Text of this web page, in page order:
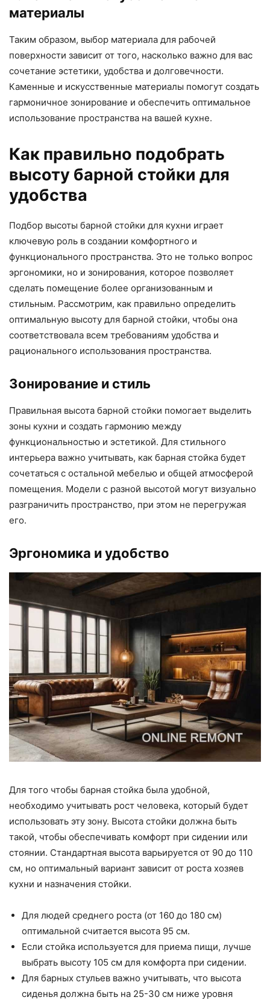
материалы
Таким образом, выбор материала для рабочей
поверхности зависит от того, насколько важно для вас
сочетание эстетики, удобства и долговечности.
Каменные и искусственные материалы помогут создать
гармоничное зонирование и обеспечить оптимальное
использование пространства на вашей кухне.
Как правильно подобрать
высоту барной стойки для
удобства
Подбор высоты барной стойки для кухни играет
ключевую роль в создании комфортного и
функционального пространства. Это не только вопрос
эргономики, но и зонирования, которое позволяет
сделать помещение более организованным и
стильным. Рассмотрим, как правильно определить
оптимальную высоту для барной стойки, чтобы она
соответствовала всем требованиям удобства и
рационального использования пространства.
Зонирование и стиль
Правильная высота барной стойки помогает выделить
зоны кухни и создать гармонию между
функциональностью и эстетикой. Для стильного
интерьера важно учитывать, как барная стойка будет
сочетаться с остальной мебелью и общей атмосферой
помещения. Модели с разной высотой могут визуально
разграничить пространство, при этом не перегружая
его.
Эргономика и удобство
Для того чтобы барная стойка была удобной,
необходимо учитывать рост человека, который будет
использовать эту зону. Высота стойки должна быть
такой, чтобы обеспечивать комфорт при сидении или
стоянии. Стандартная высота варьируется от 90 до 110
см, но оптимальный вариант зависит от роста хозяев
кухни и назначения стойки.
Для людей среднего роста (от 160 до 180 см)
оптимальной считается высота 95 см.
Если стойка используется для приема пищи, лучше
выбрать высоту 105 см для комфорта при сидении.
Для барных стульев важно учитывать, что высота
сиденья должна быть на 25-30 см ниже уровня